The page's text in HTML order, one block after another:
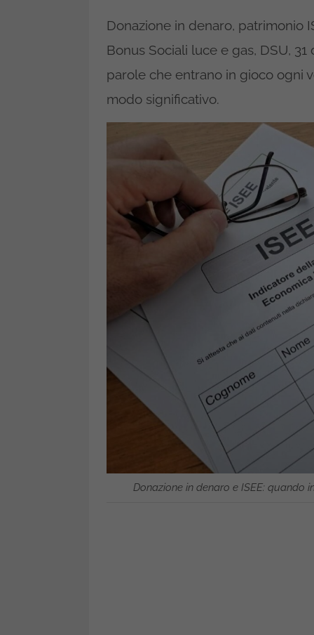
Donazione in denaro, patrimonio
Bonus Sociali luce e gas, DSU,
parole che entrano in gioco ogni
modo significativo.
Donazione in denaro e ISEE: quando